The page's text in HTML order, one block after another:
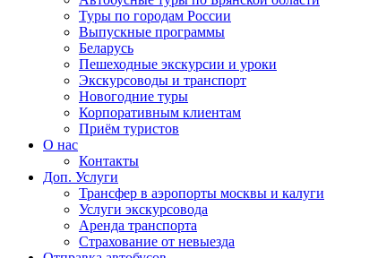
Туры по городам России
Выпускные программы
Беларусь
Пешеходные экскурсии и уроки
Экскурсоводы и транспорт
Новогодние туры
Корпоративным клиентам
Приём туристов
О нас
Контакты
Доп. Услуги
Трансфер в аэропорты москвы и калуги
Услуги экскурсовода
Аренда транспорта
Страхование от невыезда